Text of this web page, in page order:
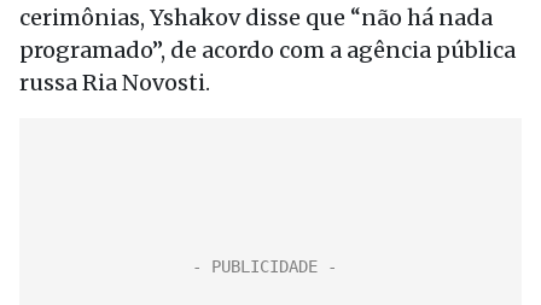
cerimônias, Yshakov disse que “não há nada
programado”, de acordo com a agência pública
russa Ria Novosti.